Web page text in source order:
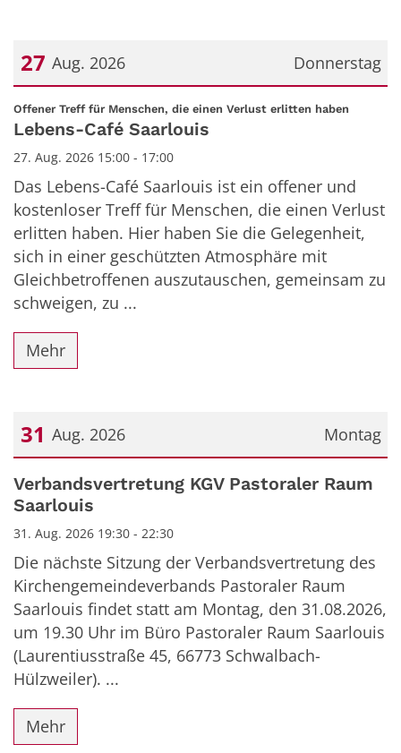
Donnerstag
27 Aug. 2026
Datum: 27. August 2026
Offener Treff für Menschen, die einen Verlust erlitten haben
Lebens-Café Saarlouis
27. Aug. 2026 15:00 - 17:00
Das Lebens-Café Saarlouis ist ein offener und
kostenloser Treff für Menschen, die einen Verlust
erlitten haben. Hier haben Sie die Gelegenheit,
sich in einer geschützten Atmosphäre mit
Gleichbetroffenen auszutauschen, gemeinsam zu
schweigen, zu ...
Mehr
Montag
31 Aug. 2026
Datum: 31. August 2026
Verbandsvertretung KGV Pastoraler Raum
Saarlouis
31. Aug. 2026 19:30 - 22:30
Die nächste Sitzung der Verbandsvertretung des
Kirchengemeindeverbands Pastoraler Raum
Saarlouis findet statt am Montag, den 31.08.2026,
um 19.30 Uhr im Büro Pastoraler Raum Saarlouis
(Laurentiusstraße 45, 66773 Schwalbach-
Hülzweiler). ...
Mehr